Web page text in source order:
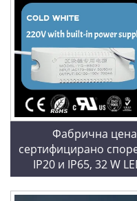
Фабрична
сертифицирано
IP20 и IP65, 32 W
студено бяла
модули, LED